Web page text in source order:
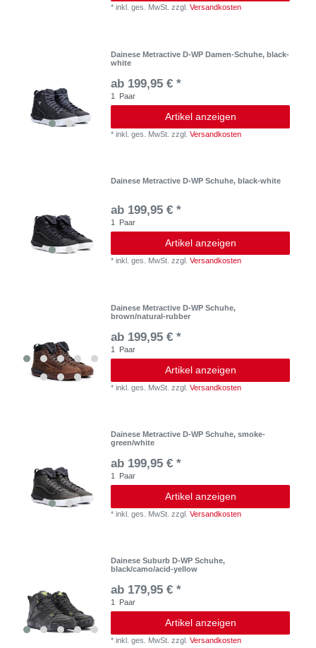
*inkl. ges. MwSt. zzgl.Versandkosten
Dainese Metractive D-WP Damen-Schuhe, black-
white
ab 199,95 € *
1 Paar
Artikel anzeigen
*inkl. ges. MwSt. zzgl.Versandkosten
Dainese Metractive D-WP Schuhe, black-white
ab 199,95 € *
1 Paar
Artikel anzeigen
*inkl. ges. MwSt. zzgl.Versandkosten
Dainese Metractive D-WP Schuhe,
brown/natural-rubber
ab 199,95 € *
1 Paar
Artikel anzeigen
*inkl. ges. MwSt. zzgl.Versandkosten
Dainese Metractive D-WP Schuhe, smoke-
green/white
ab 199,95 € *
1 Paar
Artikel anzeigen
*inkl. ges. MwSt. zzgl.Versandkosten
Dainese Suburb D-WP Schuhe,
black/camo/acid-yellow
ab 179,95 € *
1 Paar
Artikel anzeigen
*inkl. ges. MwSt. zzgl.Versandkosten